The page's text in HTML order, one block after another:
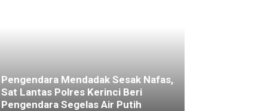
Pengendara Mendadak Sesak Nafas,
Sat Lantas Polres Kerinci Beri
Pengendara Segelas Air Putih